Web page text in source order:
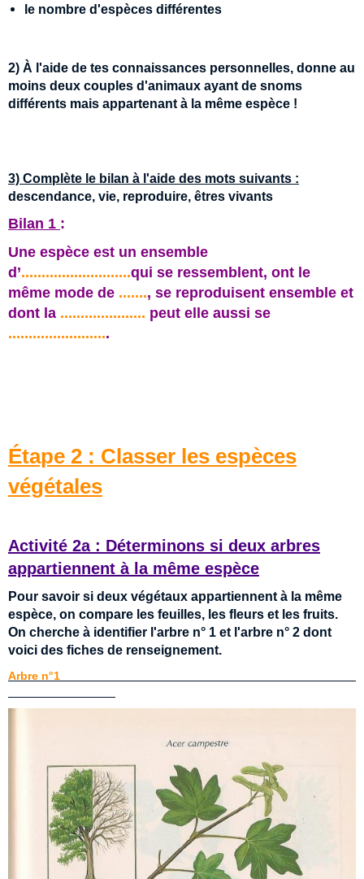
le nombre d'espèces différentes
2) À l'aide de tes connaissances personnelles, donne au
moins deux couples d'animaux ayant de snoms
différents mais appartenant à la même espèce !
3) Complète le bilan à l'aide des mots suivants :
descendance, vie, reproduire, êtres vivants
Bilan 1 :
Une espèce est un ensemble
d’...........................qui se ressemblent, ont le
même mode de ......., se reproduisent ensemble et
dont la ..................... peut elle aussi se
.........................
Étape 2 : Classer les espèces
végétales
Activité 2a : Déterminons si deux arbres
appartiennent à la même espèce
Pour savoir si deux végétaux appartiennent à la même
espèce, on compare les feuilles, les fleurs et les fruits.
On cherche à identifier l'arbre n° 1 et l'arbre n° 2 dont
voici des fiches de renseignement.
Arbre n°1